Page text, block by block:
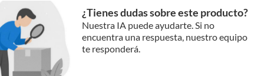
¿Tienes dudas sobre este producto?
Nuestra IA puede ayudarte. Si no
encuentra una respuesta, nuestro equipo
te responderá.